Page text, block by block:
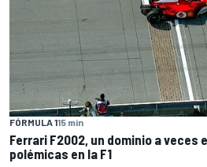
FÓRMULA 115 min
Ferrari F2002, un dominio a veces
polémicas en la F1